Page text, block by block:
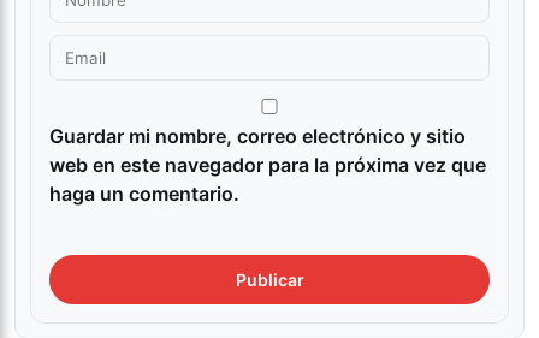
Guardar mi nombre, correo electrónico y sitio
web en este navegador para la próxima vez que
haga un comentario.